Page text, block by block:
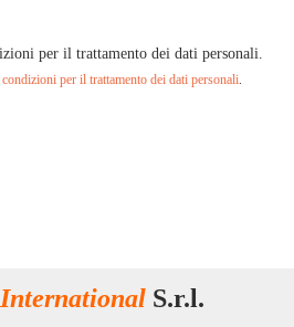
per il trattamento dei dati personali.
condizioni per il trattamento dei dati personali.
International S.r.l.